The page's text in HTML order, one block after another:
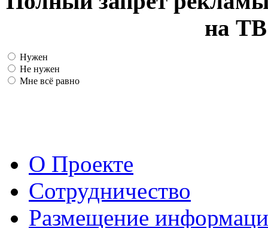
на ТВ
Нужен
Не нужен
Мне всё равно
О Проекте
Сотрудничество
Размещение